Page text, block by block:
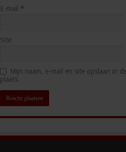
E-mail *
Site
Mijn naam, e-mail en site opslaan in
plaats.